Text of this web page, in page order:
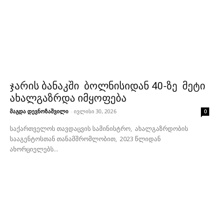
ჯარის ბანაკში ბოლნისიდან 40-ზე მეტი
ახალგაზრდა იმყოფება
მაგდა დევნოზაშვილი - ივლისი 30, 2026 0
საქართველოს თავდაცვის სამინისტრო, ახალგაზრდობის
სააგენტოსთან თანამშრომლობით, 2023 წლიდან
ახორციელებს...